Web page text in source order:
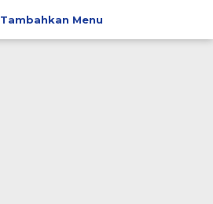
Tambahkan Menu